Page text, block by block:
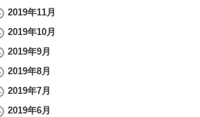
2019年11月
2019年10月
2019年9月
2019年8月
2019年7月
2019年6月